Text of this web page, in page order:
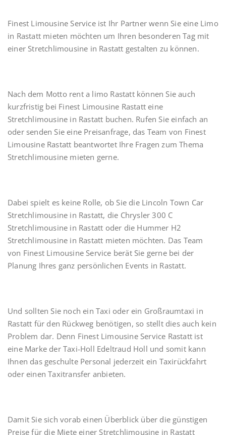
Finest Limousine Service ist Ihr Partner wenn Sie eine Limo
in Rastatt mieten möchten um Ihren besonderen Tag mit
einer Stretchlimousine in Rastatt gestalten zu können.
Nach dem Motto rent a limo Rastatt können Sie auch
kurzfristig bei Finest Limousine Rastatt eine
Stretchlimousine in Rastatt buchen. Rufen Sie einfach an
oder senden Sie eine Preisanfrage, das Team von Finest
Limousine Rastatt beantwortet Ihre Fragen zum Thema
Stretchlimousine mieten gerne.
Dabei spielt es keine Rolle, ob Sie die Lincoln Town Car
Stretchlimousine in Rastatt, die Chrysler 300 C
Stretchlimousine in Rastatt oder die Hummer H2
Stretchlimousine in Rastatt mieten möchten. Das Team
von Finest Limousine Service berät Sie gerne bei der
Planung Ihres ganz persönlichen Events in Rastatt.
Und sollten Sie noch ein Taxi oder ein Großraumtaxi in
Rastatt für den Rückweg benötigen, so stellt dies auch kein
Problem dar. Denn Finest Limousine Service Rastatt ist
eine Marke der Taxi-Holl Edeltraud Holl und somit kann
Ihnen das geschulte Personal jederzeit ein Taxirückfahrt
oder einen Taxitransfer anbieten.
Damit Sie sich vorab einen Überblick über die günstigen
Preise für die Miete einer Stretchlimousine in Rastatt